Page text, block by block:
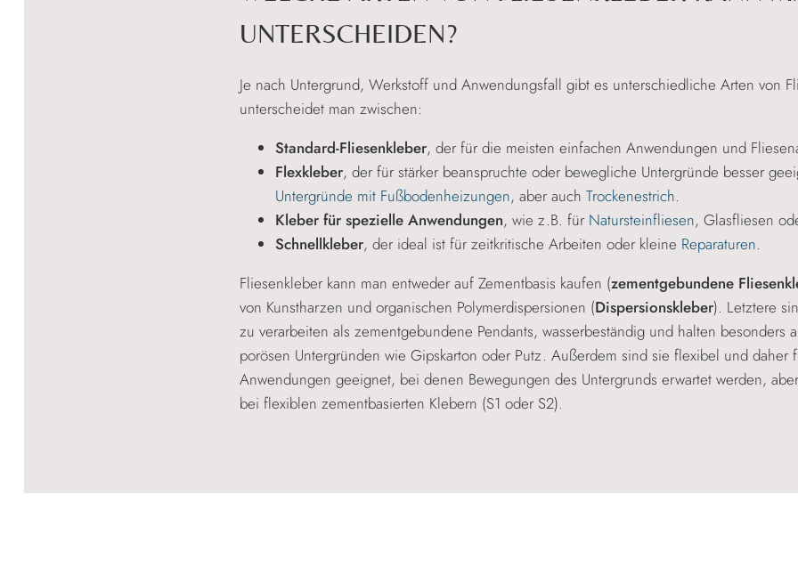
UNTERSCHEIDEN?
Je nach Untergrund, Werkstoff und Anwendungsfall gibt es unterschiedliche Arten von
unterscheidet man zwischen:
Standard-Fliesenkleber, der für die meisten einfachen Anwendungen und
Flexkleber, der für stärker beanspruchte oder bewegliche Untergründe besser
Untergründe mit Fußbodenheizungen, aber auch Trockenestrich.
Kleber für spezielle Anwendungen, wie z.B. für Natursteinfliesen, Glasfliesen
Schnellkleber, der ideal ist für zeitkritische Arbeiten oder kleine Reparaturen.
Fliesenkleber kann man entweder auf Zementbasis kaufen (zementgebundene
von Kunstharzen und organischen Polymerdispersionen (Dispersionskleber). Letztere
zu verarbeiten als zementgebundene Pendants, wasserbeständig und halten besonders
porösen Untergründen wie Gipskarton oder Putz. Außerdem sind sie flexibel und daher
Anwendungen geeignet, bei denen Bewegungen des Untergrunds erwartet werden,
bei flexiblen zementbasierten Klebern (S1 oder S2).